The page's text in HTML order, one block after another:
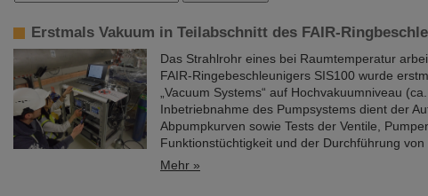
Erstmals Vakuum in Teilabschnitt des FAIR-
Das Strahlrohr eines bei Raumtemperatur
FAIR-Ringebeschleunigers SIS100 wurde
„Vacuum Systems“ auf Hochvakuumniveau
Inbetriebnahme des Pumpsystems dient der
Abpumpkurven sowie Tests der Ventile,
Funktionstüchtigkeit und der Durchführung von
Mehr »